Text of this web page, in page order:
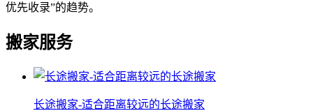
优先收录”的趋势。
搬家服务
长途搬家-适合距离较远的长途搬家